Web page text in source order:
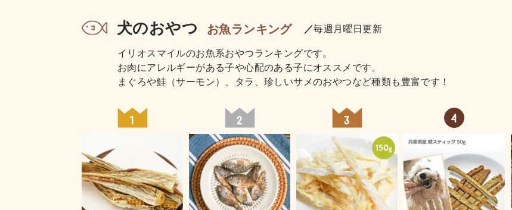
犬のおやつ お魚ランキング ／毎週月曜日更新
イリオスマイルのお魚系おやつランキングです。
お肉にアレルギーがある子や心配のある子にオススメです。
まぐろや鮭（サーモン）、タラ、珍しいサメのおやつなど種類も豊富です！